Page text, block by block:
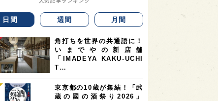
日間 週間 月間
角打ちを世界の共通語に！
いまでやの新店舗
「IMADEYA KAKU-UCHI
T…
東京都の10蔵が集結！「武
蔵の國の酒祭り2026」